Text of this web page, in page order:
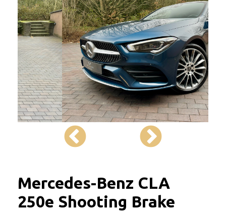
Mercedes-Benz CLA
250e Shooting Brake